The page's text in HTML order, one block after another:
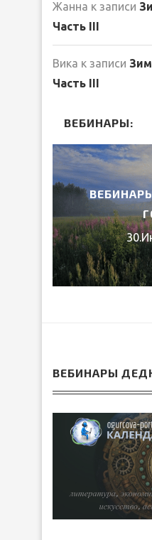
Жанна к записи
Часть III
Вика к записи
Часть III
ВЕБИНАРЫ:
ВЕБИНАРЫ